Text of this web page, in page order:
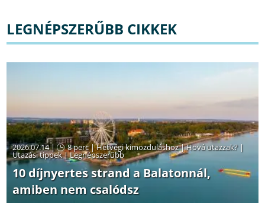
LEGNÉPSZERŰBB CIKKEK
2026.07.14 | 8 perc|Hétvégi kimozduláshoz|Hová utazzak? |
Utazási tippek|Legnépszerűbb
10 díjnyertes strand a Balatonnál,
amiben nem csalódsz